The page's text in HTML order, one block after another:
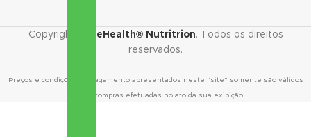
Copyright WiseHealth® Nutritrion. Todos os direitos
reservados.
Preços e condições de pagamento apresentados neste “site” somente são válidos
para as compras efetuadas no ato da sua exibição.